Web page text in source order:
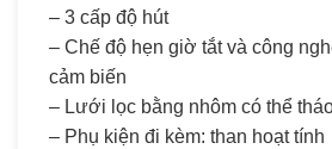
– 3 cấp độ hút
– Chế độ hẹn giờ tắt và công
cảm biến
– Lưới lọc bằng nhôm có thể
– Phụ kiện đi kèm: than hoạt tính